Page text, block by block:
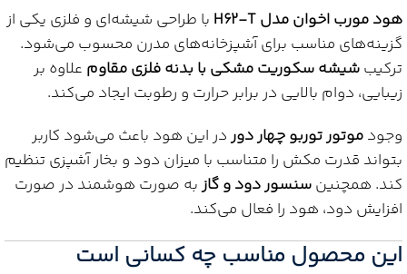
هود مورب اخوان مدل H62-T
با طراحی شیشه‌ای و فلزی یکی از
گزینه‌های مناسب برای آشپزخانه‌های مدرن محسوب می‌شود.
ترکیبشیشه سکوریت مشکی با بدنه فلزی مقاوم علاوه بر
زیبایی، دوام بالایی در برابر حرارت و رطوبت ایجاد می‌کند.
وجودموتور توربو چهار دوردر این هود باعث می‌شود کاربر
بتواند قدرت مکش را متناسب با میزان دود و بخار آشپزی تنظیم
کند. همچنینسنسور دود و گازبه صورت هوشمند در صورت
افزایش دود، هود را فعال می‌کند.
این محصول مناسب چه کسانی است